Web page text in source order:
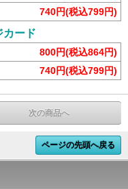
740円(税込799円)
カード
800円(税込864円)
740円(税込799円)
次の商品へ
ページの先頭へ戻る